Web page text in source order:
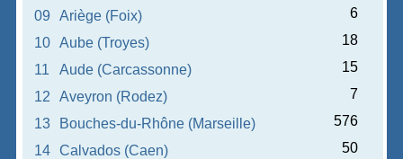
09
Ariège (Foix)
6
10
Aube (Troyes)
18
11
Aude (Carcassonne)
15
12
Aveyron (Rodez)
7
13
Bouches-du-Rhône (Marseille)
576
14
Calvados (Caen)
50